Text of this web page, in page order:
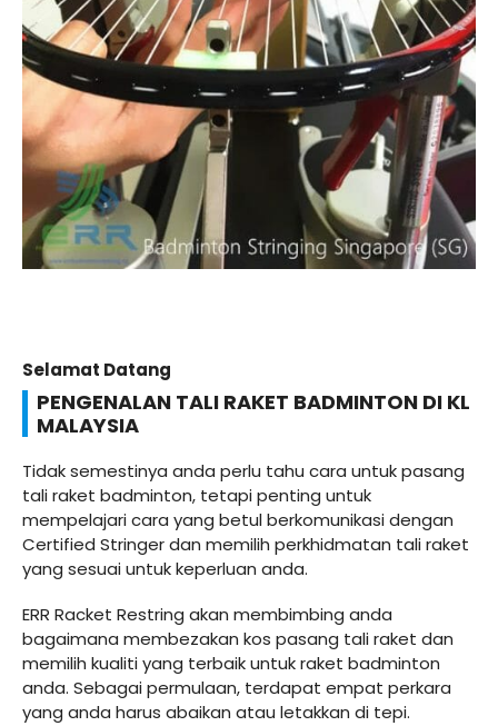
Selamat Datang
PENGENALAN TALI RAKET BADMINTON DI KL
MALAYSIA
Tidak semestinya anda perlu tahu cara untuk pasang
tali raket badminton, tetapi penting untuk
mempelajari cara yang betul berkomunikasi dengan
Certified Stringer dan memilih perkhidmatan tali raket
yang sesuai untuk keperluan anda.
ERR Racket Restring akan membimbing anda
bagaimana membezakan kos pasang tali raket dan
memilih kualiti yang terbaik untuk raket badminton
anda. Sebagai permulaan, terdapat empat perkara
yang anda harus abaikan atau letakkan di tepi.